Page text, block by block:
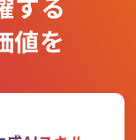
値を